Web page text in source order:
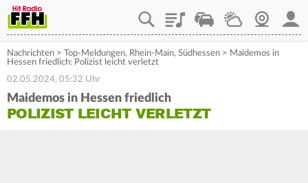
PlaylistStaupilotWetterWebcam
Nachrichten > Top-Meldungen, Rhein-Main, Südhessen > Maidemos in
Hessen friedlich: Polizist leicht verletzt
02.05.2024, 05:32 Uhr
Maidemos in Hessen friedlich
POLIZIST LEICHT VERLETZT